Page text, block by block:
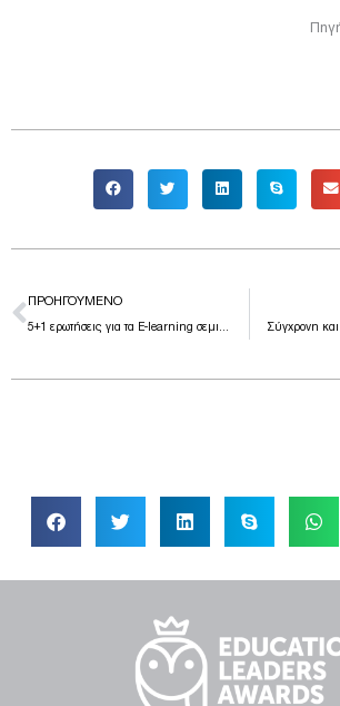
Prev
ΠΡΟΗΓΟΎΜΕΝΟ